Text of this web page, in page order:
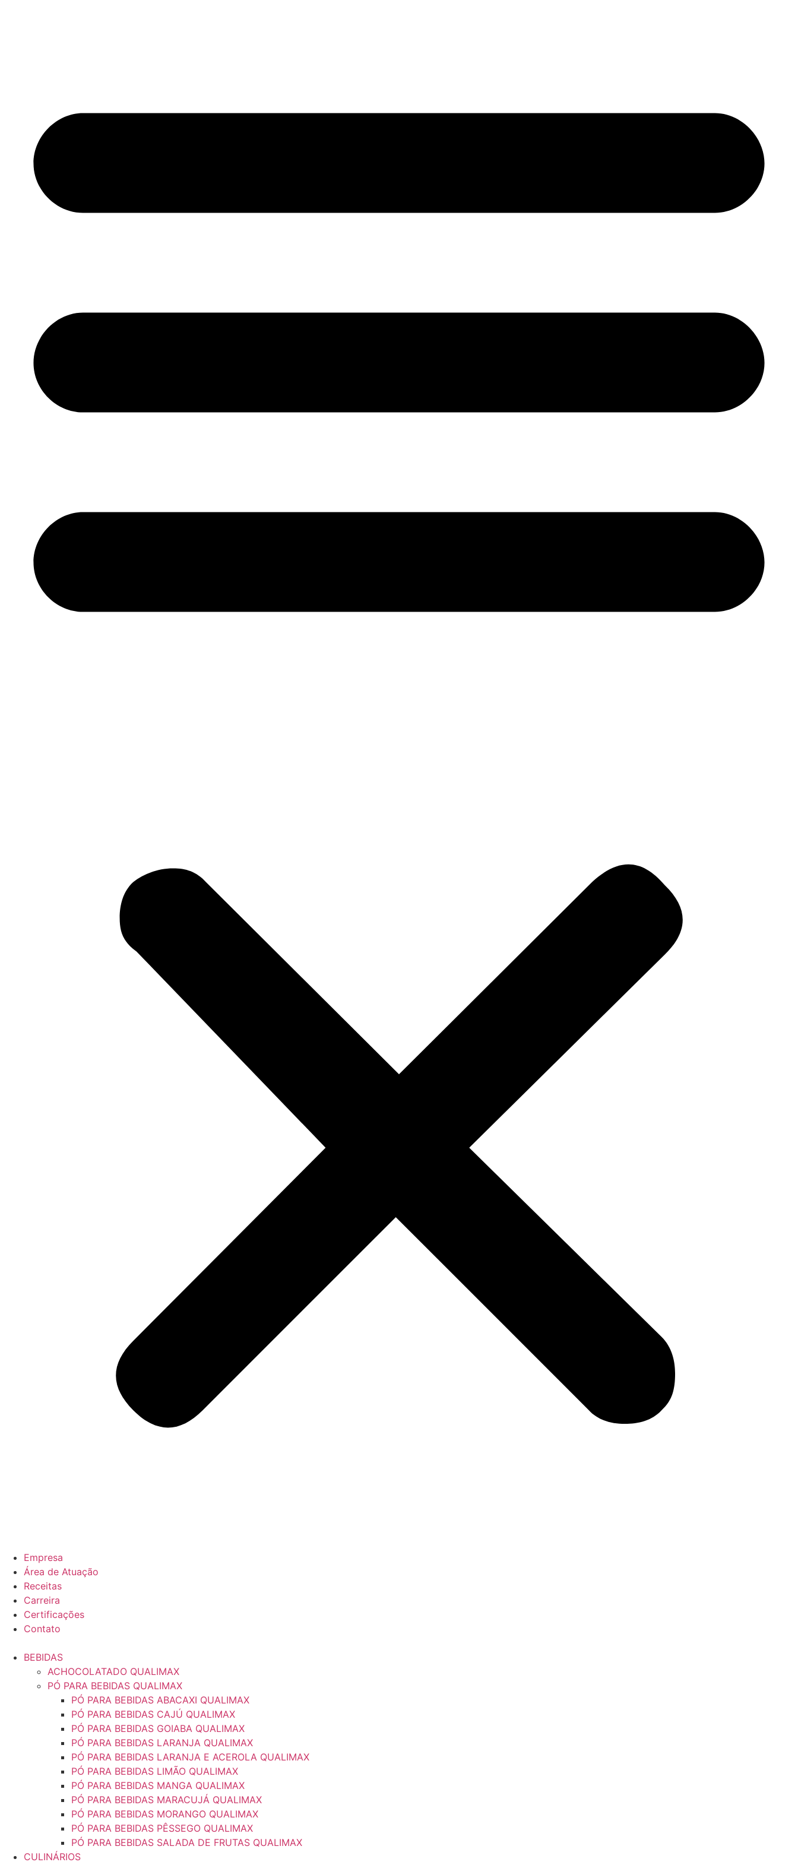
Empresa
Área de Atuação
Receitas
Carreira
Certificações
Contato
BEBIDAS
ACHOCOLATADO QUALIMAX
PÓ PARA BEBIDAS QUALIMAX
PÓ PARA BEBIDAS ABACAXI QUALIMAX
PÓ PARA BEBIDAS CAJÚ QUALIMAX
PÓ PARA BEBIDAS GOIABA QUALIMAX
PÓ PARA BEBIDAS LARANJA QUALIMAX
PÓ PARA BEBIDAS LARANJA E ACEROLA QUALIMAX
PÓ PARA BEBIDAS LIMÃO QUALIMAX
PÓ PARA BEBIDAS MANGA QUALIMAX
PÓ PARA BEBIDAS MARACUJÁ QUALIMAX
PÓ PARA BEBIDAS MORANGO QUALIMAX
PÓ PARA BEBIDAS PÊSSEGO QUALIMAX
PÓ PARA BEBIDAS SALADA DE FRUTAS QUALIMAX
CULINÁRIOS